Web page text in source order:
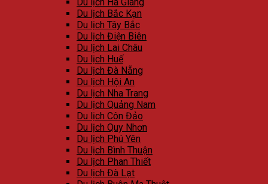
Du lịch Bắc Kạn
Du lịch Tây Bắc
Du lịch Điện Biên
Du lịch Lai Châu
Du lịch Huế
Du lịch Đà Nẵng
Du lịch Hội An
Du lịch Nha Trang
Du lịch Quảng Nam
Du lịch Côn Đảo
Du lịch Quy Nhơn
Du lịch Phú Yên
Du lịch Bình Thuận
Du lịch Phan Thiết
Du lịch Đà Lạt